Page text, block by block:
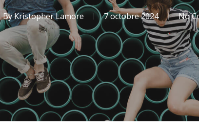
ByKristopher Lamore 7 octobre 2024 No